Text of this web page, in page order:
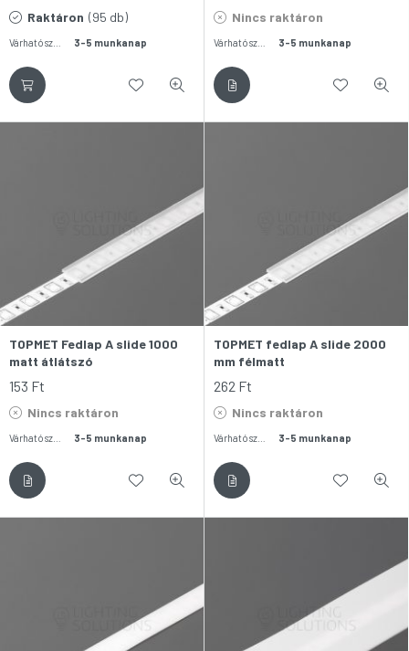
Raktáron (95 db)
3-5 munkanap
Nincs raktáron
3-5 munkanap
TOPMET Fedlap A slide 1000
matt átlátszó
153 Ft
Nincs raktáron
3-5 munkanap
TOPMET fedlap A slide 2000
mm félmatt
262 Ft
Nincs raktáron
3-5 munkanap